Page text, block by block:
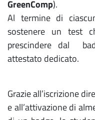
GreenComp).
Al termine di
sostenere un test
prescindere dal
attestato dedicato.
Grazie all’iscrizione
e all’attivazione di